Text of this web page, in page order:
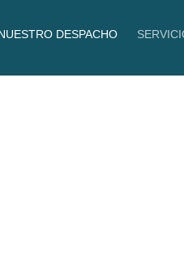
DESPACHO